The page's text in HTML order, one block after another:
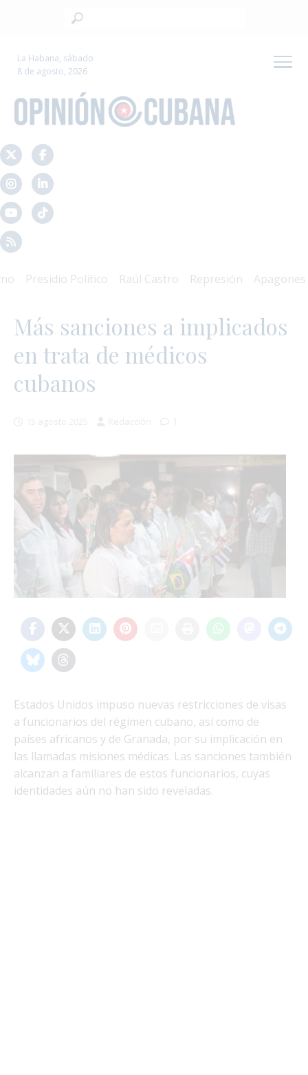
La Habana, sábado
8 de agosto, 2026
Presidio Político Raúl Castro Represión Apagones
Más sanciones a implicados
en trata de médicos
cubanos
Estados Unidos impuso nuevas restricciones de visas
a funcionarios del régimen cubano, así como de
países africanos y de Granada, por su implicación en
las llamadas misiones médicas. Las sanciones también
alcanzan a familiares de estos funcionarios, cuyas
identidades aún no han sido reveladas.